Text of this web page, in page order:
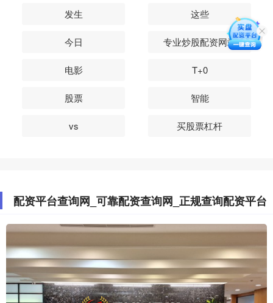
发生 这些
今日 专业炒股配资网站
电影 T+0
股票 智能
vs 买股票杠杆
配资平台查询网_可靠配资查询网_正规查询配资平台